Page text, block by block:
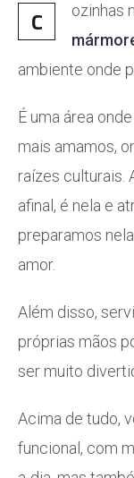
C
ozinhas
ambiente onde
É uma área
mais amamos,
raízes culturais.
afinal, é nela e
preparamos
amor.
Além disso,
próprias mãos
ser muito
Acima de tudo,
funcional, com